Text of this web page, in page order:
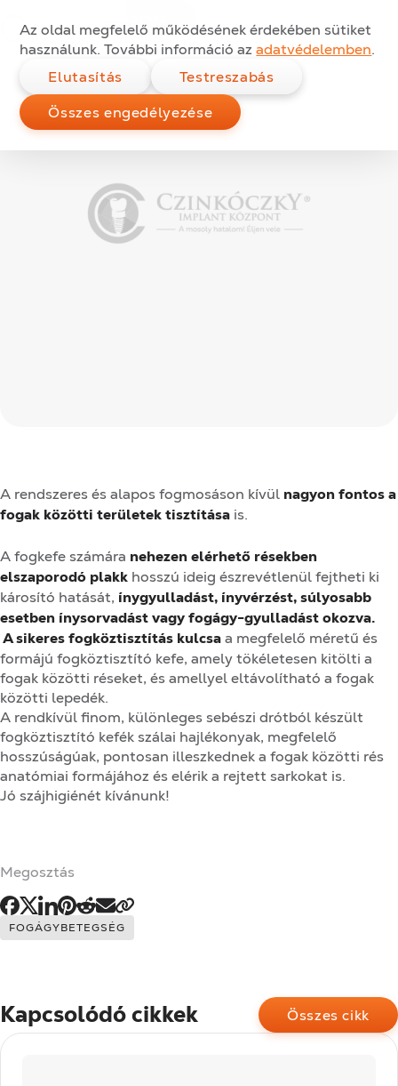
Az oldal megfelelő működésének érdekében sütiket
használunk. További információ azadatvédelemben.
Elutasítás
Testreszabás
Összes engedélyezése
Mire jó a fogköztisztító
kefe?
Kategóriák:
FOGÁSZAT Közzétéve:
2015.04.08.
A rendszeres és alapos fogmosáson kívül nagyon fontos a
fogak közötti területek tisztítása is.
A fogkefe számára nehezen elérhető résekben
elszaporodó plakk hosszú ideig észrevétlenül fejtheti ki
károsító hatását, ínygyulladást, ínyvérzést, súlyosabb
esetben ínysorvadást vagy fogágy-gyulladást okozva.
A sikeres fogköztisztítás kulcsa a megfelelő méretű és
formájú fogköztisztító kefe, amely tökéletesen kitölti a
fogak közötti réseket, és amellyel eltávolítható a fogak
közötti lepedék.
A rendkívül finom, különleges sebészi drótból készült
fogköztisztító kefék szálai hajlékonyak, megfelelő
hosszúságúak, pontosan illeszkednek a fogak közötti rés
anatómiai formájához és elérik a rejtett sarkokat is.
Jó szájhigiénét kívánunk!
Megosztás
Címkék:
FOGÁGYBETEGSÉG
Kapcsolódó cikkek Összes cikk